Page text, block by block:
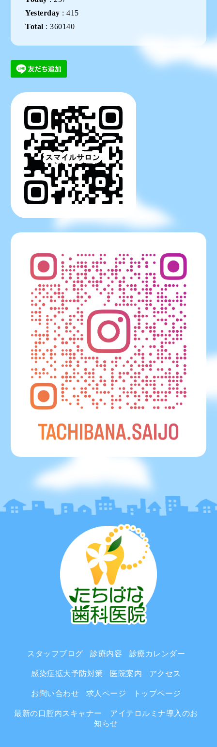
Yesterday :415
Total :360140
スタッフブログ 診療内容 診療カレンダー
感染症拡大予防対策 医院案内 アクセス
お問い合わせ 求人ページ トップページ
最新の口腔内スキャナー アイテロルミナ導入のお
知らせ